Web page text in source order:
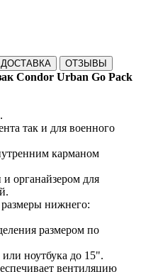
ДОСТАВКА ОТЗЫВЫ
Condor Urban Go Pack
так и для военного
карманом
органайзером для
нижнего:
размером по
ноутбука до 15".
вентиляцию